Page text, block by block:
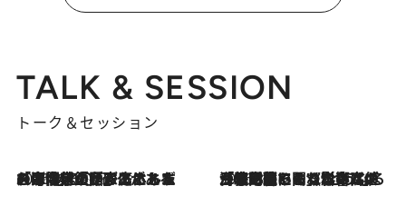
TALK & SESSION
トーク＆セッション
2026.8.3
「今後値上げがあるとすれば…」「リスクがあるのは今年の冬」エネルギー専門家が語る、ホルムズ海峡封鎖が家庭にもたらす“ある心配” 2026.8.3
「住宅建てられない…」「サーチャージ料の高値が続いている」ホルムズ海峡封鎖による影響はいつまで続く？《エネルギー専門家に聞く“どうなる日本の暮らし”》